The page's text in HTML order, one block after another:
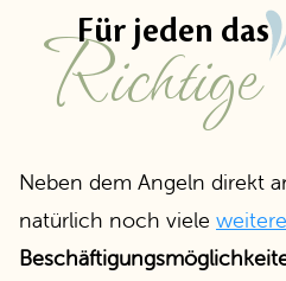
Für jeden das
Richtige
Neben dem Angeln direkt
natürlich noch viele